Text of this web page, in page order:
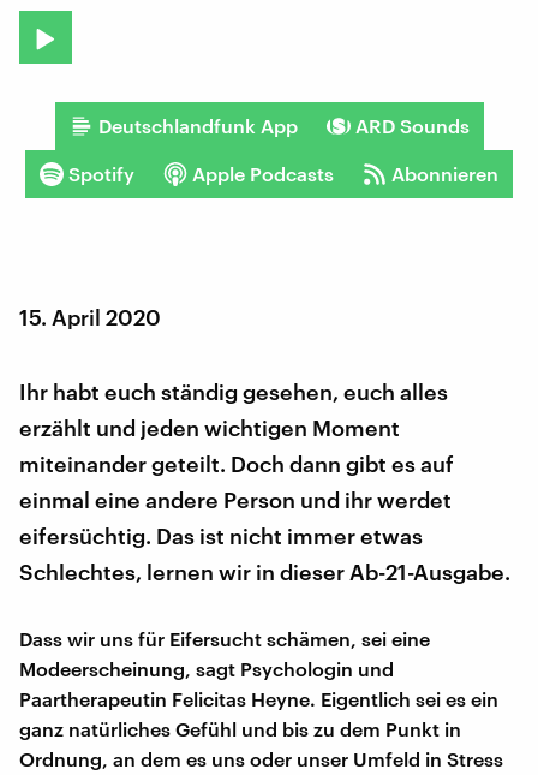
Deutschlandfunk App ARD Sounds
Spotify Apple Podcasts Abonnieren
15. April 2020
Ihr habt euch ständig gesehen, euch alles
erzählt und jeden wichtigen Moment
miteinander geteilt. Doch dann gibt es auf
einmal eine andere Person und ihr werdet
eifersüchtig. Das ist nicht immer etwas
Schlechtes, lernen wir in dieser Ab-21-Ausgabe.
Dass wir uns für Eifersucht schämen, sei eine
Modeerscheinung, sagt Psychologin und
Paartherapeutin Felicitas Heyne. Eigentlich sei es ein
ganz natürliches Gefühl und bis zu dem Punkt in
Ordnung, an dem es uns oder unser Umfeld in Stress